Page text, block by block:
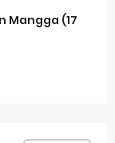
Mangga (17